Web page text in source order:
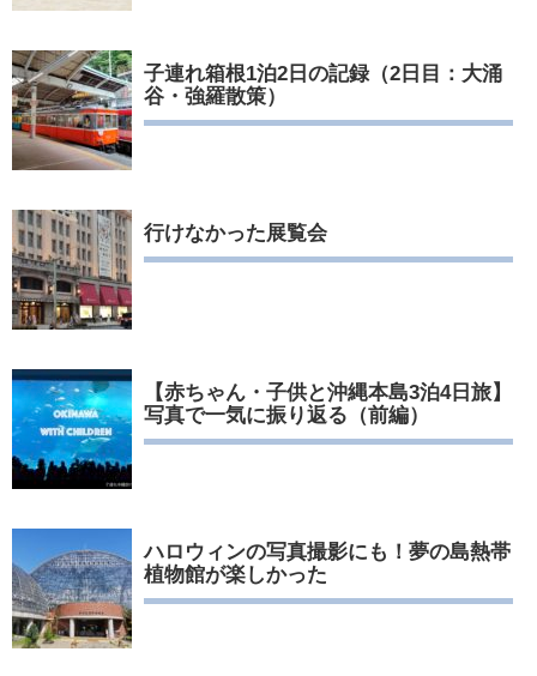
子連れ箱根1泊2日の記録（2日目：大涌
谷・強羅散策）
行けなかった展覧会
【赤ちゃん・子供と沖縄本島3泊4日旅】
写真で一気に振り返る（前編）
ハロウィンの写真撮影にも！夢の島熱帯
植物館が楽しかった